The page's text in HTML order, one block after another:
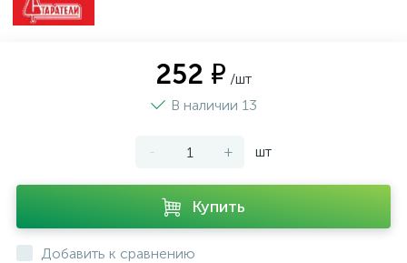
252 ₽ /шт
В наличии 13
- + шт
Купить
Добавить к сравнению